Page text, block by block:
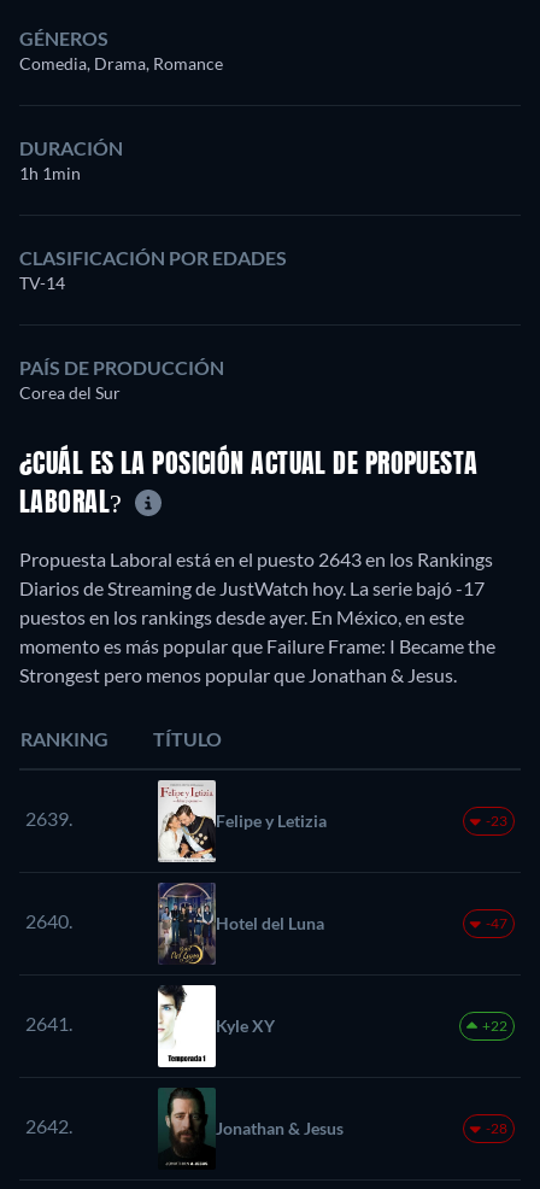
GÉNEROS
Comedia, Drama, Romance
DURACIÓN
1h 1min
CLASIFICACIÓN POR EDADES
TV-14
PAÍS DE PRODUCCIÓN
Corea del Sur
¿CUÁL ES LA POSICIÓN ACTUAL DE PROPUESTA
LABORAL?
Propuesta Laboral está en el puesto 2643 en los Rankings
Diarios de Streaming de JustWatch hoy. La serie bajó -17
puestos en los rankings desde ayer. En México, en este
momento es más popular que Failure Frame: I Became the
Strongest pero menos popular que Jonathan & Jesus.
RANKING TÍTULO
2639. Felipe y Letizia -23
2640. Hotel del Luna -47
2641. Kyle XY +22
2642. Jonathan & Jesus -28